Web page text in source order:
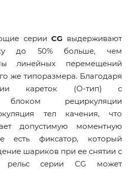
серии CG выдерживают
до 50% больше, чем
линейных перемещений
же типоразмера. Благодаря
кареток (О-тип) с
блоком рециркуляции
тел качения, что
допустимую моментную
есть фиксатор, который
шариков при ее снятии с
рельс серии CG может